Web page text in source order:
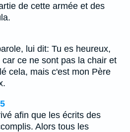
de cette armée et des
lui dit: Tu es heureux,
ce ne sont pas la chair et
cela, mais c'est mon Père
afin que les écrits des
Alors tous les